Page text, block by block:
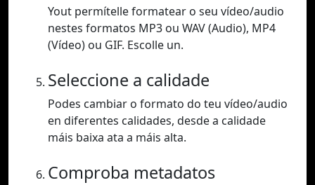
Yout permítelle formatear o seu vídeo/audio
nestes formatos MP3 ou WAV (Audio), MP4
(Vídeo) ou GIF. Escolle un.
Seleccione a calidade
Podes cambiar o formato do teu vídeo/audio
en diferentes calidades, desde a calidade
máis baixa ata a máis alta.
Comproba metadatos